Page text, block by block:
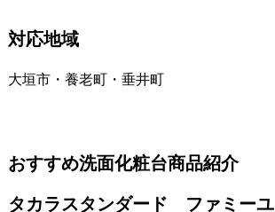
対応地域
大垣市・養老町・垂井町
おすすめ洗面化粧台商品紹介
タカラスタンダード ファミーユ